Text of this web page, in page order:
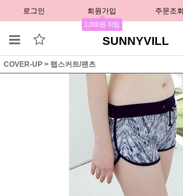
로그인 회원가입
1,000원 적립
주문조회
SUNNYVILL
COVER-UP > 랩스커트/팬츠